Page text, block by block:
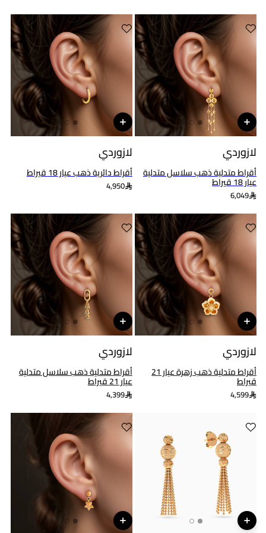
لازوردي
أقراط متدلية ذهب سلاسل متدلية
عيار 18 قيراط
6,049
لازوردي
أقراط دائرية ذهب عيار 18 قيراط
4,950
لازوردي
أقراط متدلية ذهب زهرة عيار 21
قيراط
4,599
لازوردي
أقراط متدلية ذهب سلاسل متدلية
عيار 21 قيراط
4,399